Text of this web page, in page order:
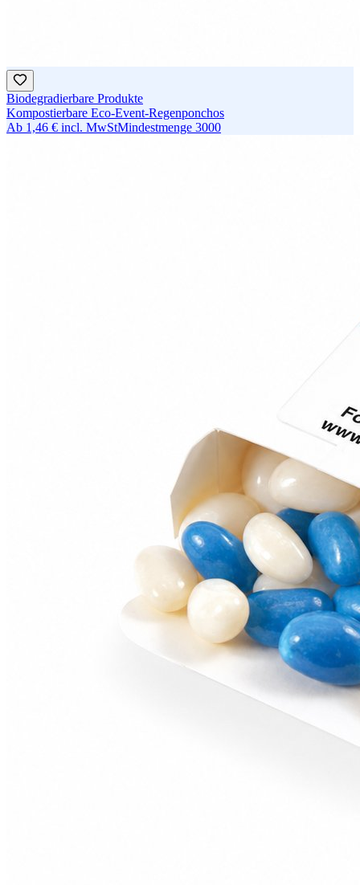
Biodegradierbare Produkte
Kompostierbare Eco-Event-Regenponchos
Ab 1,46 € incl. MwStMindestmenge 3000